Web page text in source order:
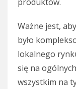
Ważne jest,
było
lokalnego
się na
wszystkim na